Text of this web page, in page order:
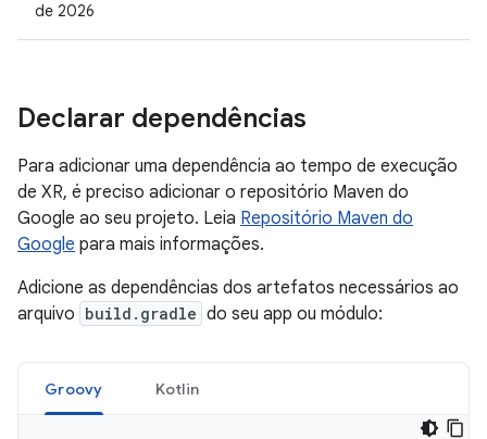
de 2026
Declarar dependências
Para adicionar uma dependência ao tempo de execução
de XR, é preciso adicionar o repositório Maven do
Google ao seu projeto. Leia Repositório Maven do
Google para mais informações.
Adicione as dependências dos artefatos necessários ao
arquivo build.gradle do seu app ou módulo:
Groovy Kotlin